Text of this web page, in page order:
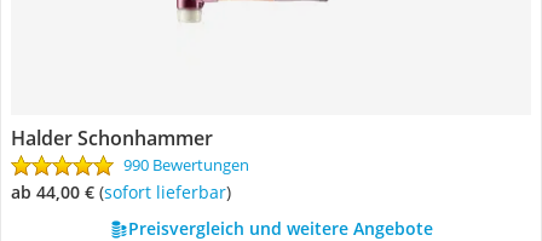
Halder Schonhammer
990 Bewertungen
ab 44,00 € ( Sofort lieferbar)
Preisvergleich und weitere Angebote